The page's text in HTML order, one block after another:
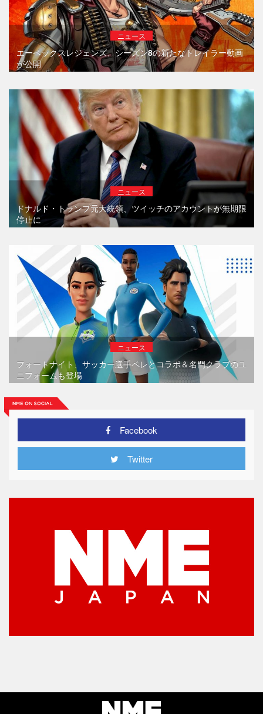
ニュース
エーペックスレジェンズ、シーズン8の新たなトレイラー動画
が公開
ニュース
ドナルド・トランプ元大統領、ツイッチのアカウントが無期限
停止に
ニュース
フォートナイト、サッカー選手ペレとコラボ＆名門クラブのユ
ニフォームも登場
Facebook
Twitter